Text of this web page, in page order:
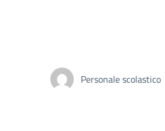
Personale scolastico